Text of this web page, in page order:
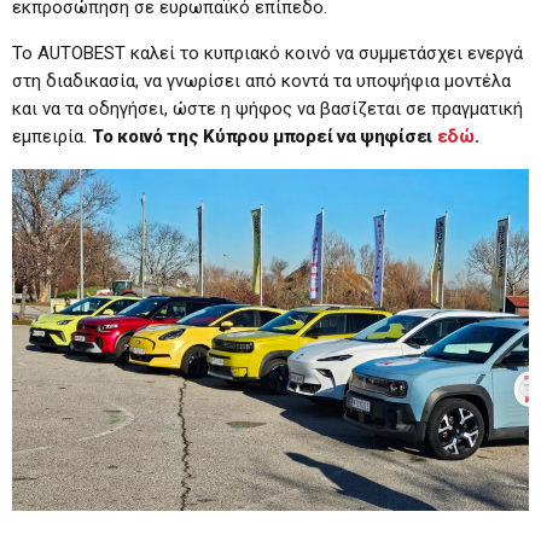
εκπροσώπηση σε ευρωπαϊκό επίπεδο.
Το AUTOBEST καλεί το κυπριακό κοινό να συμμετάσχει ενεργά
στη διαδικασία, να γνωρίσει από κοντά τα υποψήφια μοντέλα
και να τα οδηγήσει, ώστε η ψήφος να βασίζεται σε πραγματική
εμπειρία. To κοινό της Κύπρου μπορεί να ψηφίσει εδώ.